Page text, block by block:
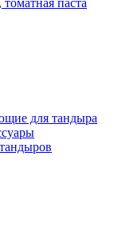
паста
для тандыра